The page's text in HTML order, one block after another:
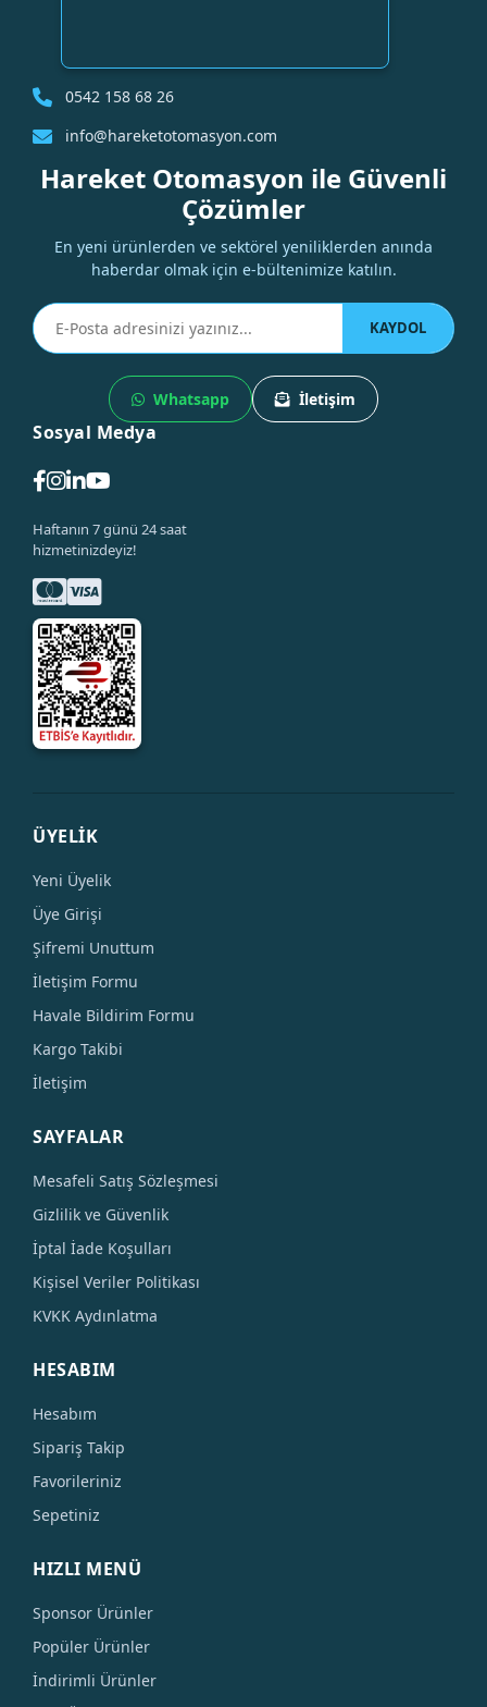
0542 158 68 26
info@hareketotomasyon.com
Hareket Otomasyon ile Güvenli
Çözümler
En yeni ürünlerden ve sektörel yeniliklerden anında
haberdar olmak için e-bültenimize katılın.
KAYDOL
Whatsapp İletişim
Sosyal Medya
Haftanın 7 günü 24 saat
hizmetinizdeyiz!
ÜYELİK
Yeni Üyelik
Üye Girişi
Şifremi Unuttum
İletişim Formu
Havale Bildirim Formu
Kargo Takibi
İletişim
SAYFALAR
Mesafeli Satış Sözleşmesi
Gizlilik ve Güvenlik
İptal İade Koşulları
Kişisel Veriler Politikası
KVKK Aydınlatma
HESABIM
Hesabım
Sipariş Takip
Favorileriniz
Sepetiniz
HIZLI MENÜ
Sponsor Ürünler
Popüler Ürünler
İndirimli Ürünler